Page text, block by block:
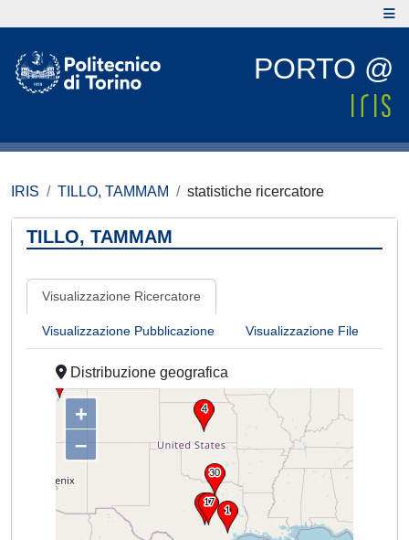
PORTO @
IRIS TILLO, TAMMAM statistiche ricercatore
TILLO, TAMMAM
Visualizzazione Ricercatore
Visualizzazione Pubblicazione Visualizzazione File
Distribuzione geografica
+
–